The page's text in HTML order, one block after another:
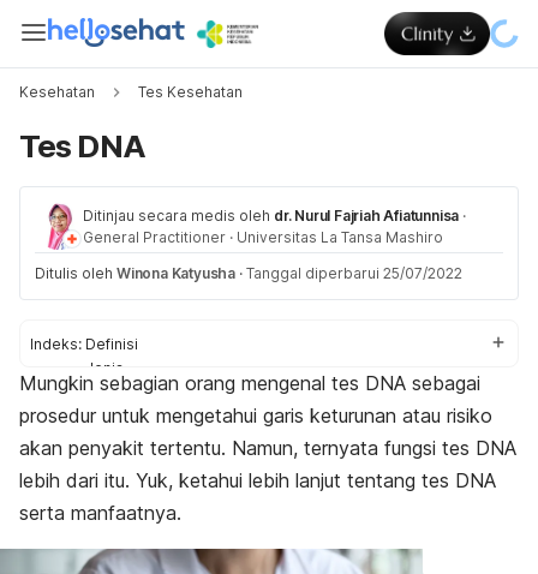
Kesehatan Tes Kesehatan
Tes DNA
Ditinjau secara medis oleh dr. Nurul Fajriah Afiatunnisa ·
General Practitioner · Universitas La Tansa Mashiro
Ditulis oleh Winona Katyusha · Tanggal diperbarui 25/07/2022
Indeks: Definisi
Jenis
Prosedur
Kekurangan
Mungkin sebagian orang mengenal tes DNA sebagai
prosedur untuk mengetahui garis keturunan atau risiko
akan penyakit tertentu. Namun, ternyata fungsi tes DNA
lebih dari itu. Yuk, ketahui lebih lanjut tentang tes DNA
serta manfaatnya.